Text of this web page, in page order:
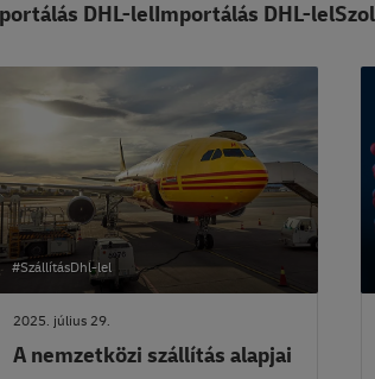
DHL-lelImportálás DHL-lel
#SzállításDhl-lel
2025. július 29.
A nemzetközi szállítás alapjai